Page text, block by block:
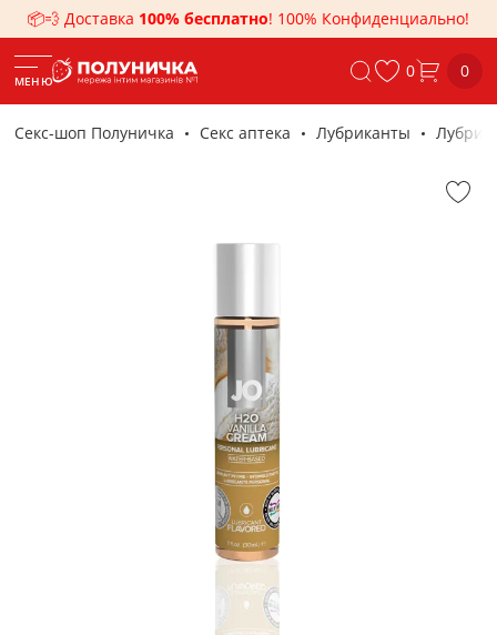
📦💨 Доставка 100% бесплатно! 100% Конфиденциально!
МЕНЮ 0 0
Секс-шоп Полуничка Секс аптека Лубриканты